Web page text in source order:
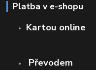
Platba v e-shopu
Kartou online
Převodem